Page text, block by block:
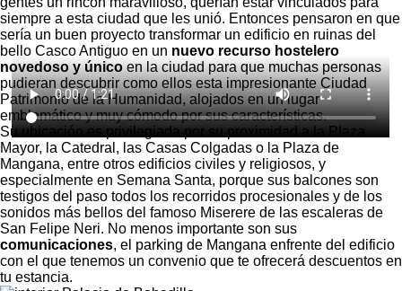
siempre a esta ciudad que les unió. Entonces pensaron en que
sería un buen proyecto transformar un edificio en ruinas del
bello Casco Antiguo en un nuevo recurso hostelero
novedoso y únicoen la ciudad para que muchas personas
pudieran descubrir como ellos esta impresionante Ciudad
Patrimonio de la Humanidad, alojados en un lugar
emblemático y muy cómodo por sus características.
Su ubicación es privilegiada por su proximidad a la Plaza
Mayor, la Catedral, las Casas Colgadas o la Plaza de
Mangana, entre otros edificios civiles y religiosos, y
especialmente en Semana Santa, porque sus balcones son
testigos del paso todos los recorridos procesionales y de los
sonidos más bellos del famoso Miserere de las escaleras de
San Felipe Neri. No menos importante son sus
comunicaciones, el parking de Mangana enfrente del edificio
con el que tenemos un convenio que te ofrecerá descuentos en
tu estancia.